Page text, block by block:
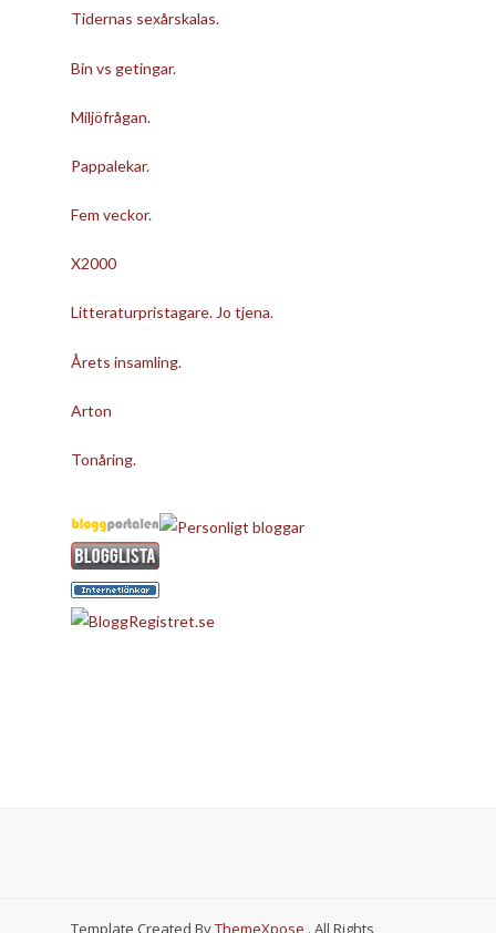
Tidernas sexårskalas.
Bin vs getingar.
Miljöfrågan.
Pappalekar.
Fem veckor.
X2000
Litteraturpristagare. Jo tjena.
Årets insamling.
Arton
Tonåring.
Template Created ByThemeXpose . All Rights